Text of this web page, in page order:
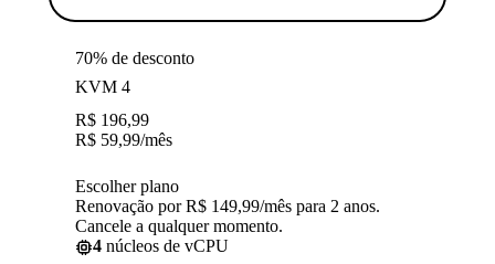
70% de desconto
KVM 4
R$ 196,99
R$ 59,99/mês
Escolher plano
Renovação por R$ 149,99/mês para 2 anos.
Cancele a qualquer momento.
4 núcleos de vCPU